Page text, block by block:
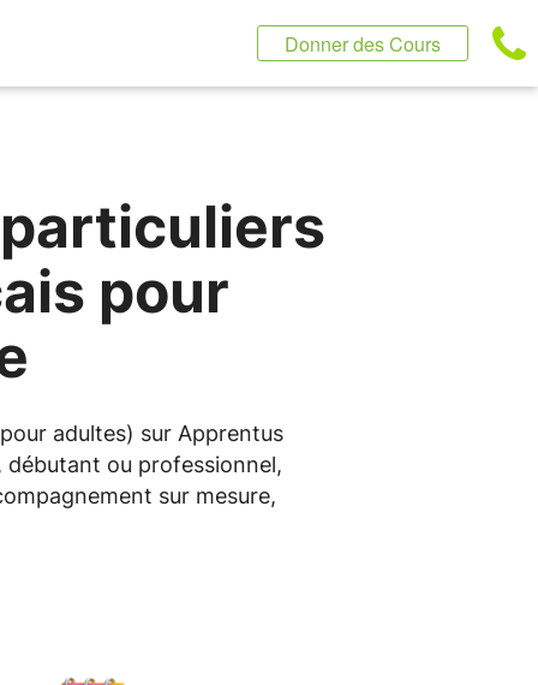
Donner des Cours
pour
adultes) sur Apprentus
ou professionnel,
sur mesure,